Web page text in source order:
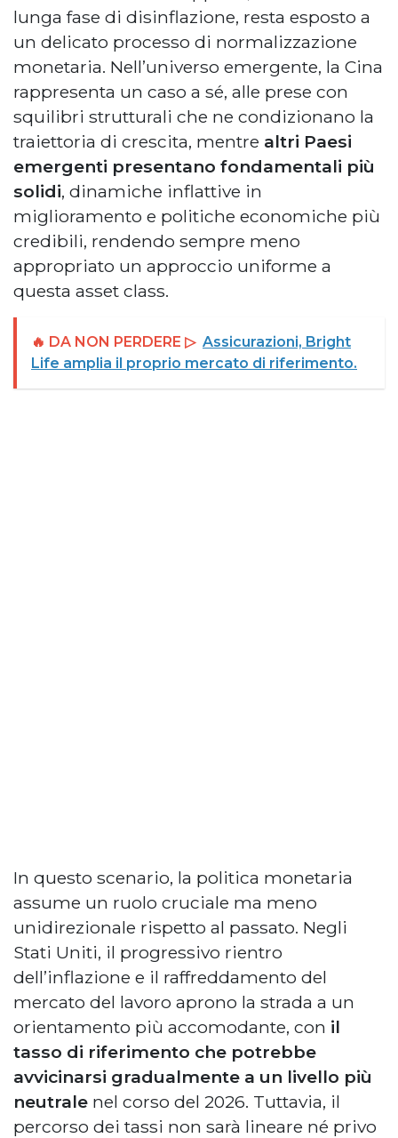
lunga fase di disinflazione, resta esposto a
un delicato processo di normalizzazione
monetaria. Nell’universo emergente, la Cina
rappresenta un caso a sé, alle prese con
squilibri strutturali che ne condizionano la
traiettoria di crescita, mentre altri Paesi
emergenti presentano fondamentali più
solidi, dinamiche inflattive in
miglioramento e politiche economiche più
credibili, rendendo sempre meno
appropriato un approccio uniforme a
questa asset class.
🔥 DA NON PERDERE ▷ Assicurazioni, Bright
Life amplia il proprio mercato di riferimento.
In questo scenario, la politica monetaria
assume un ruolo cruciale ma meno
unidirezionale rispetto al passato. Negli
Stati Uniti, il progressivo rientro
dell’inflazione e il raffreddamento del
mercato del lavoro aprono la strada a un
orientamento più accomodante, con il
tasso di riferimento che potrebbe
avvicinarsi gradualmente a un livello più
neutrale nel corso del 2026. Tuttavia, il
percorso dei tassi non sarà lineare né privo